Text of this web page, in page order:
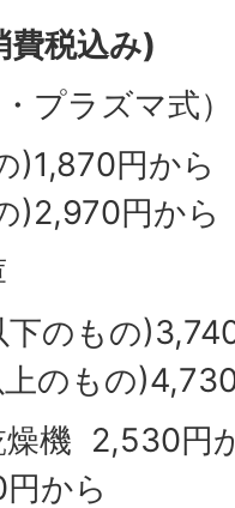
費税込み)
プラズマ式）
)1,870円から
)2,970円から
のもの
のもの
燥機 2,530円
から